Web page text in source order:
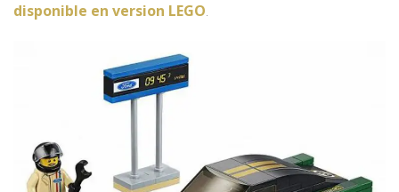
disponible en version LEGO.